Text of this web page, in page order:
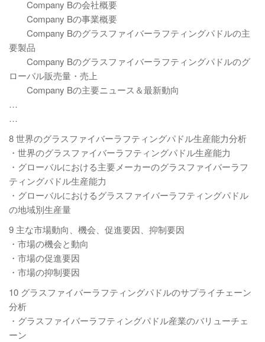
Company Bの会社概要
Company Bの事業概要
Company Bのグラスファイバーラフティングパドルの主
要製品
Company Bのグラスファイバーラフティングパドルのグ
ローバル販売量・売上
Company Bの主要ニュース＆最新動向
…
…
8 世界のグラスファイバーラフティングパドル生産能力分析
・世界のグラスファイバーラフティングパドル生産能力
・グローバルにおける主要メーカーのグラスファイバーラフ
ティングパドル生産能力
・グローバルにおけるグラスファイバーラフティングパドル
の地域別生産量
9 主な市場動向、機会、促進要因、抑制要因
・市場の機会と動向
・市場の促進要因
・市場の抑制要因
10 グラスファイバーラフティングパドルのサプライチェーン
分析
・グラスファイバーラフティングパドル産業のバリューチェ
ーン